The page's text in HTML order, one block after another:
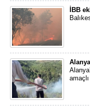
İBB